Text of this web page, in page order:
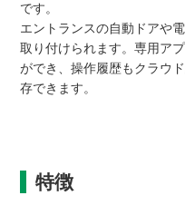
です。
エントランスの自動ドアや
取り付けられます。専用ア
ができ、操作履歴もクラウ
存できます。
特徴